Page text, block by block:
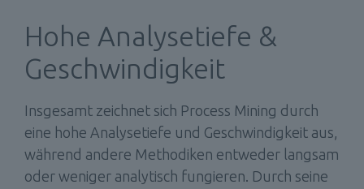
Hohe Analysetiefe &
Geschwindigkeit
Insgesamt zeichnet sich Process Mining durch
eine hohe Analysetiefe und Geschwindigkeit aus,
während andere Methodiken entweder langsam
oder weniger analytisch fungieren. Durch seine